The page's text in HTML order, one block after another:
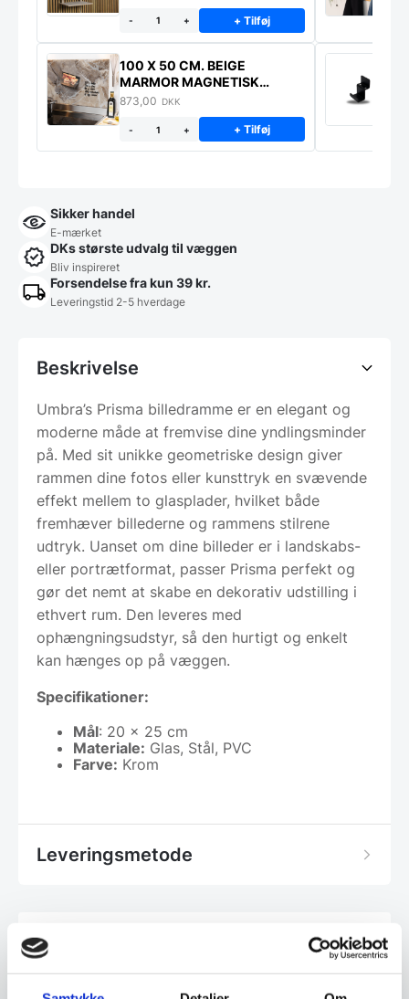
- + + Tilføj
100 X 50 CM. BEIGE
MARMOR MAGNETISK
STÆNKPLADE
873,00 DKK
- + + Tilføj
Sikker handel
E-mærket
DKs største udvalg til væggen
Bliv inspireret
Forsendelse fra kun 39 kr.
Leveringstid 2-5 hverdage
Beskrivelse
Umbra’s Prisma billedramme er en elegant og
moderne måde at fremvise dine yndlingsminder
på. Med sit unikke geometriske design giver
rammen dine fotos eller kunsttryk en svævende
effekt mellem to glasplader, hvilket både
fremhæver billederne og rammens stilrene
udtryk. Uanset om dine billeder er i landskabs-
eller portrætformat, passer Prisma perfekt og
gør det nemt at skabe en dekorativ udstilling i
ethvert rum. Den leveres med
ophængningsudstyr, så den hurtigt og enkelt
kan hænges op på væggen.
Specifikationer:
Mål: 20 x 25 cm
Materiale: Glas, Stål, PVC
Farve: Krom
Leveringsmetode
Har du spørgsmål til varen? Klik her